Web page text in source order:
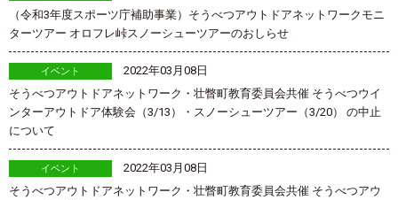
（令和3年度スポーツ庁補助事業）そうべつアウトドアネットワークモニ
ターツアー オロフレ峠スノーシューツアーのおしらせ
イベント
2022年03月08日
そうべつアウトドアネットワーク・壮瞥町教育委員会共催 そうべつウイ
ンターアウトドア体験会（3/13）・スノーシューツアー（3/20） の中止
について
イベント
2022年03月08日
そうべつアウトドアネットワーク・壮瞥町教育委員会共催 そうべつアウ